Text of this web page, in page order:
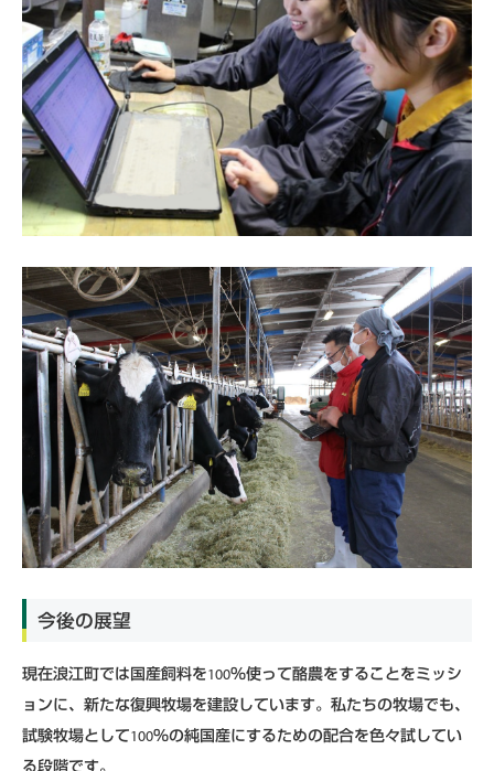
今後の展望
現在浪江町では国産飼料を100％使って酪農をすることをミッシ
ョンに、新たな復興牧場を建設しています。私たちの牧場でも、
試験牧場として100％の純国産にするための配合を色々試してい
る段階です。